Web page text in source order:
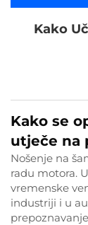
Kako
Kako se
utječe na
Nošenje na
radu motora.
vremenske
industriji i u